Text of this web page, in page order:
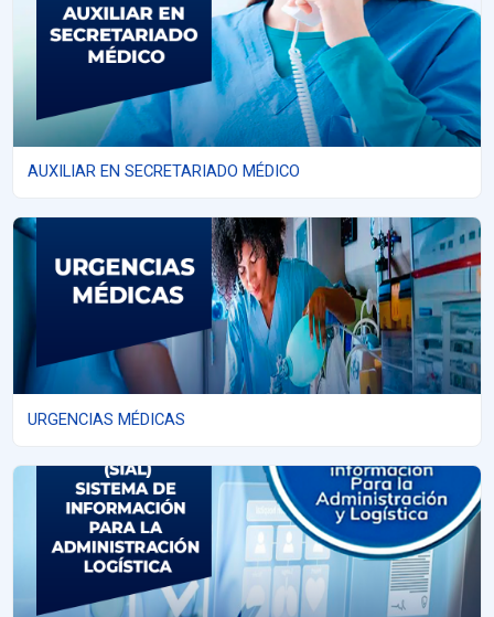
AUXILIAR EN SECRETARIADO MÉDICO
URGENCIAS MÉDICAS
URGENCIAS MÉDICAS
SIAL - SISTEMA DE INFORMACIÓN PARA LA ADMINISTRACIÓN